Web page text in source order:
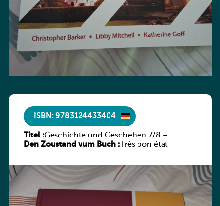
ISBN: 9783124433404
Titel :Geschichte und Geschehen 7/8 –
Rheinland-Pfalz
Den Zoustand vum Buch :Très bon état